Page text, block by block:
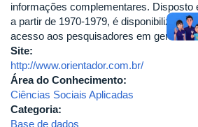
informações complementares. Disposto
a partir de 1970-1979, é disponibilizado
acesso aos pesquisadores em geral.
Site:
http://www.orientador.com.br/
Área do Conhecimento:
Ciências Sociais Aplicadas
Categoria:
Base de dados